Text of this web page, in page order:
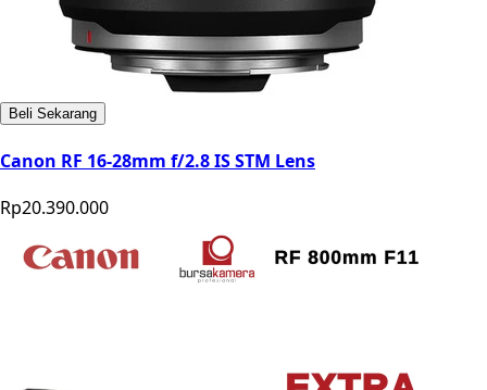
Beli Sekarang
Canon RF 16-28mm f/2.8 IS STM Lens
Rp20.390.000